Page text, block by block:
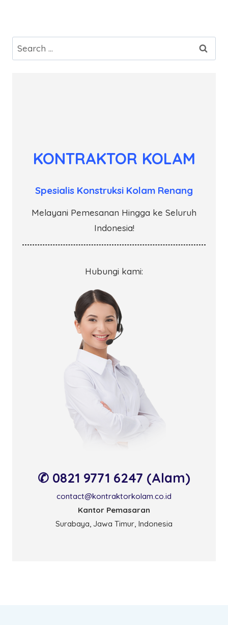
Search
for:
KONTRAKTOR KOLAM
Spesialis Konstruksi Kolam Renang
Melayani Pemesanan Hingga ke Seluruh
Indonesia!
Hubungi kami:
✆ 0821 9771 6247 (Alam)
contact@kontraktorkolam.co.id
Kantor Pemasaran
Surabaya, Jawa Timur, Indonesia